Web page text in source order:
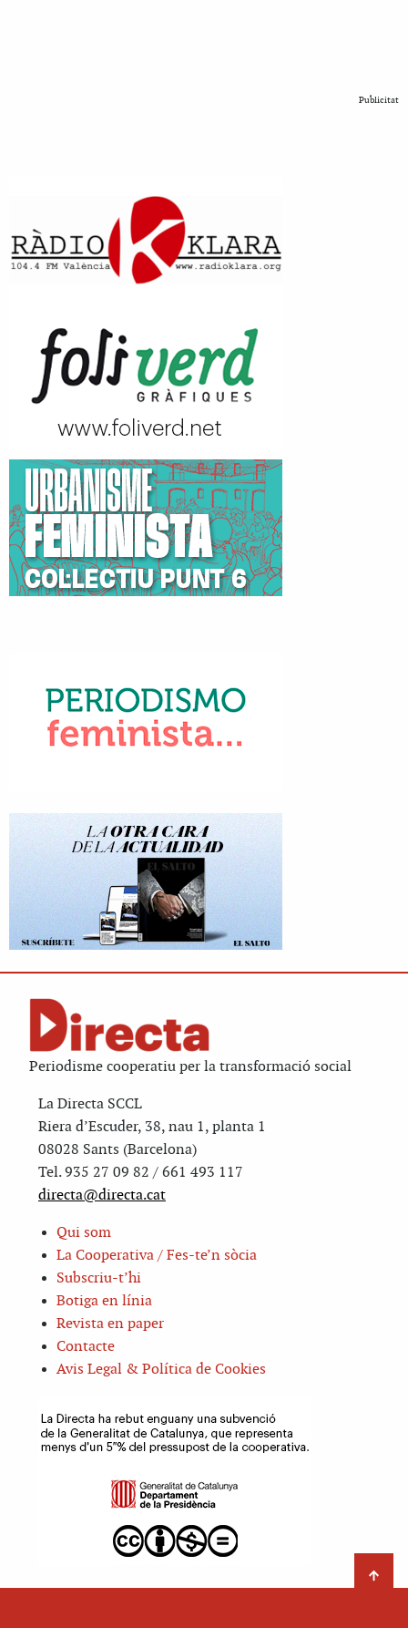
Publicitat
Periodisme cooperatiu per la transformació social
La Directa SCCL
Riera d’Escuder, 38, nau 1, planta 1
08028 Sants (Barcelona)
Tel. 935 27 09 82 / 661 493 117
directa@directa.cat
Qui som
La Cooperativa / Fes-te’n sòcia
Subscriu-t’hi
Botiga en línia
Revista en paper
Contacte
Avis Legal & Política de Cookies